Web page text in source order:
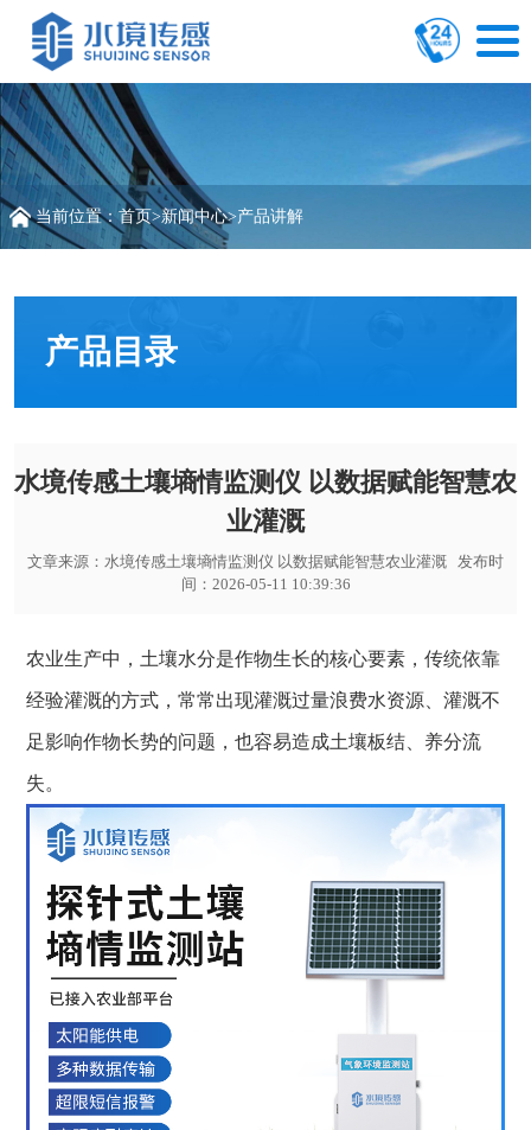
当前位置：首页>新闻中心>产品讲解
产品目录
水境传感土壤墒情监测仪 以数据赋能智慧农
业灌溉
文章来源： 水境传感土壤墒情监测仪 以数据赋能智慧农业灌溉 发布时
间：2026-05-11 10:39:36
农业生产中，土壤水分是作物生长的核心要素，传统依靠
经验灌溉的方式，常常出现灌溉过量浪费水资源、灌溉不
足影响作物长势的问题，也容易造成土壤板结、养分流
失。